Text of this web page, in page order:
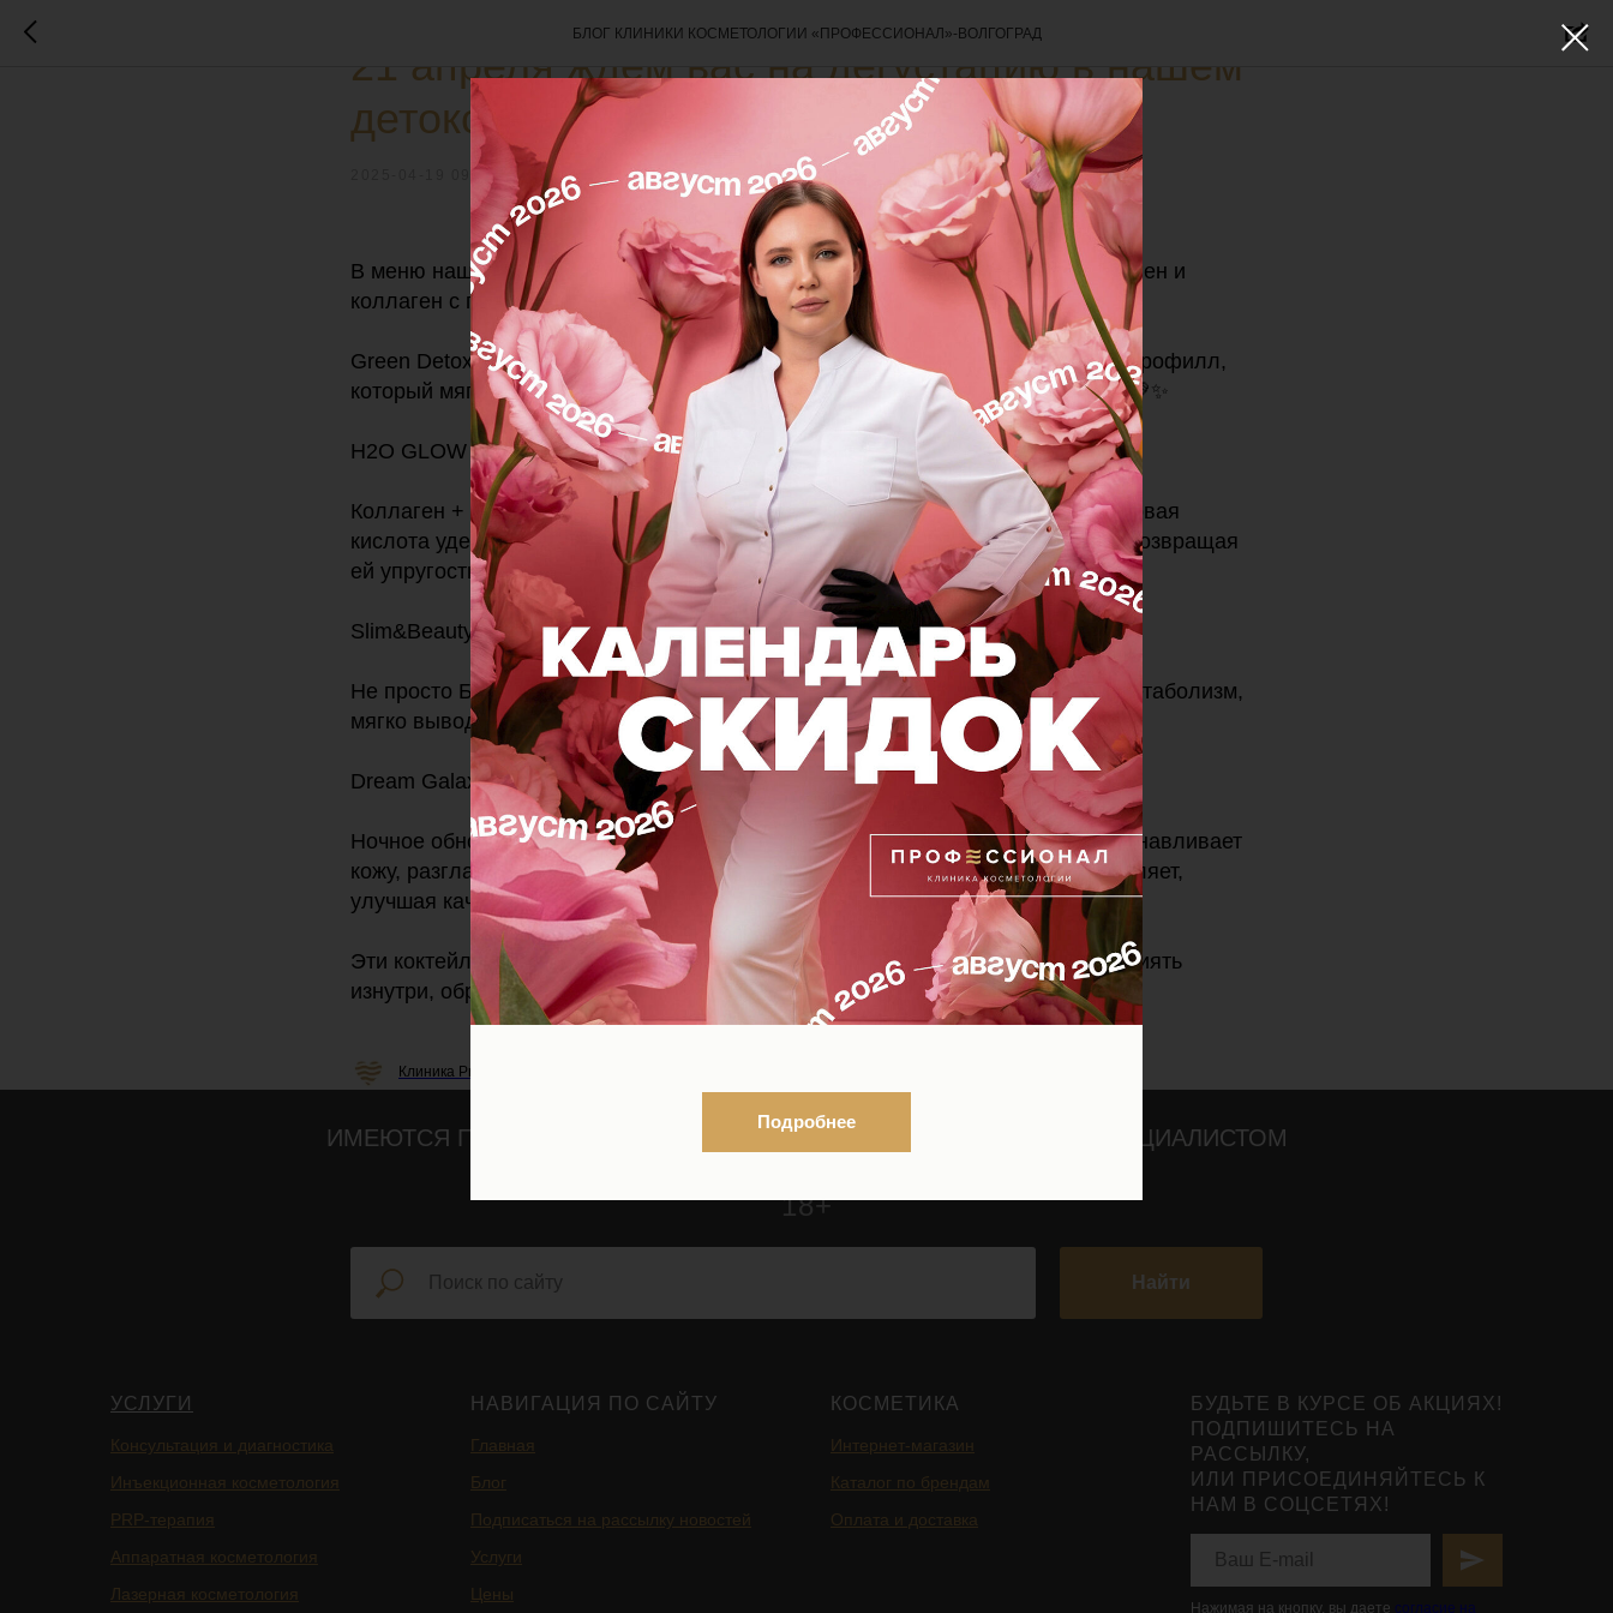
БЛОГ КЛИНИКИ КОСМЕТОЛОГИИ «ПРОФЕССИОНАЛ»-ВОЛГОГРАД
21 апреля ждём вас на дегустацию в нашем
детокс-баре! 🌿✨
2025-04-19 09:46
В меню нашего дегустационного бара: хлорофилл, Super Body, ночной коллаген и
коллаген с гиалуроновой кислотой:
Green Detox — эликсир красоты и здоровья! В основе коктейля — жидкий хлорофилл,
который мягко очищает организм, даря коже сияние, а телу — заряд энергии💚✨
H2O GLOW 🌊💧
Коллаген + гиалуроновая кислота = мощный дуэт для вашей кожи! Гиалуроновая
кислота удерживает влагу, как магнит, а коллаген укрепляет структуру кожи, возвращая
ей упругость и ровный тон.
Slim&Beauty 🌿
Не просто БАД — ваш помощник в идеальной форме! Super Body ускоряет метаболизм,
мягко выводит токсины и снижает тягу к сладкому.
Dream Galaxy 🌙
Ночное обновление для тела и души! Пока вы спите, ночной коллаген восстанавливает
кожу, разглаживает морщинки и укрепляет волосы. А еще — глубоко расслабляет,
улучшая качество сна.
Эти коктейли красоты превратят заботу о себе в удовольствие. Узнайте, как сиять
изнутри, обрести лёгкость и просыпаться с ощущением молодости!
Клиника Professional-Волгоград
ИМЕЮТСЯ ПРОТИВОПОКАЗАНИЯ, ПРОКОНСУЛЬТИРУЙТЕСЬ СО СПЕЦИАЛИСТОМ
18+
Найти
УСЛУГИ
Консультация и диагностика
Инъекционная косметология
PRP-терапия
Аппаратная косметология
Лазерная косметология
НАВИГАЦИЯ ПО САЙТУ
Главная
Блог
Подписаться на рассылку новостей
Услуги
Цены
КОСМЕТИКА
Интернет-магазин
Каталог по брендам
Оплата и доставка
БУДЬТЕ В КУРСЕ ОБ АКЦИЯХ!
ПОДПИШИТЕСЬ НА
РАССЫЛКУ,
ИЛИ ПРИСОЕДИНЯЙТЕСЬ К
НАМ В СОЦСЕТЯХ!
Нажимая на кнопку, вы даете согласие на
Подробнее